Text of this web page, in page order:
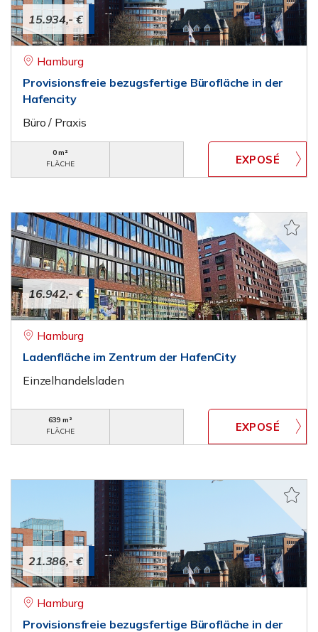
15.934,- €
Hamburg
Provisionsfreie bezugsfertige Bürofläche in der
Hafencity
Büro / Praxis
0 m²
FLÄCHE
16.942,- €
Hamburg
Ladenfläche im Zentrum der HafenCity
Einzelhandelsladen
639 m²
FLÄCHE
21.386,- €
Hamburg
Provisionsfreie bezugsfertige Bürofläche in der